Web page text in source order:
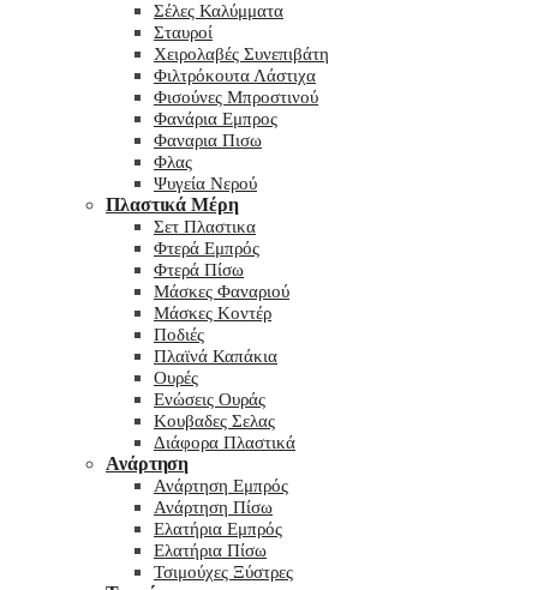
Σέλες Καλύμματα
Σταυροί
Χειρολαβές Συνεπιβάτη
Φιλτρόκουτα Λάστιχα
Φισούνες Μπροστινού
Φανάρια Εμπρος
Φαναρια Πισω
Φλας
Ψυγεία Νερού
Πλαστικά Μέρη
Σετ Πλαστικα
Φτερά Εμπρός
Φτερά Πίσω
Μάσκες Φαναριού
Μάσκες Κοντέρ
Ποδιές
Πλαϊνά Καπάκια
Ουρές
Ενώσεις Ουράς
Κουβαδες Σελας
Διάφορα Πλαστικά
Ανάρτηση
Ανάρτηση Εμπρός
Ανάρτηση Πίσω
Ελατήρια Εμπρός
Ελατήρια Πίσω
Τσιμούχες Ξύστρες